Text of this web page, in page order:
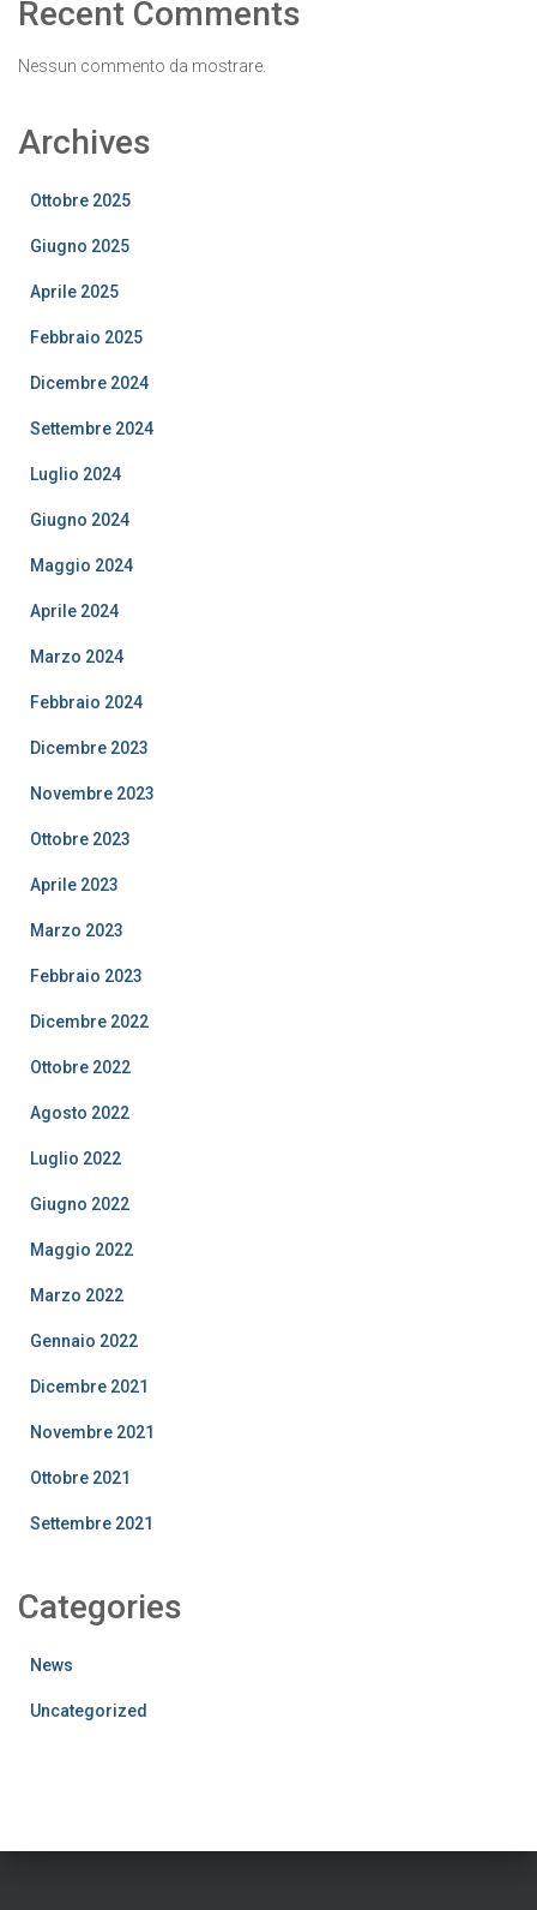
Recent Comments
Nessun commento da mostrare.
Archives
Ottobre 2025
Giugno 2025
Aprile 2025
Febbraio 2025
Dicembre 2024
Settembre 2024
Luglio 2024
Giugno 2024
Maggio 2024
Aprile 2024
Marzo 2024
Febbraio 2024
Dicembre 2023
Novembre 2023
Ottobre 2023
Aprile 2023
Marzo 2023
Febbraio 2023
Dicembre 2022
Ottobre 2022
Agosto 2022
Luglio 2022
Giugno 2022
Maggio 2022
Marzo 2022
Gennaio 2022
Dicembre 2021
Novembre 2021
Ottobre 2021
Settembre 2021
Categories
News
Uncategorized